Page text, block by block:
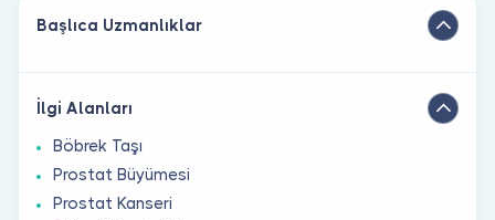
Başlıca Uzmanlıklar
İlgi Alanları
Böbrek Taşı
Prostat Büyümesi
Prostat Kanseri